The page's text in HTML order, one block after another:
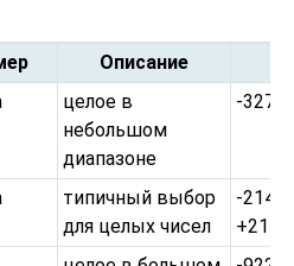
Описание
целое в
небольшом
диапазоне
-
типичный выбор
для целых чисел
-